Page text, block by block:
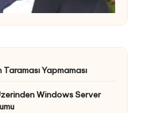
Yapmaması
Windows Server